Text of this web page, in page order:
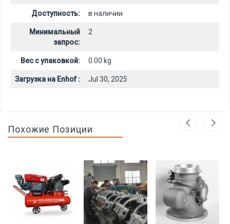
Доступность: в наличии
Минимальный
запрос:
2
Вес с упаковкой: 0.00 kg
Загрузка на Enhof : Jul 30, 2025
Похожие Позиции